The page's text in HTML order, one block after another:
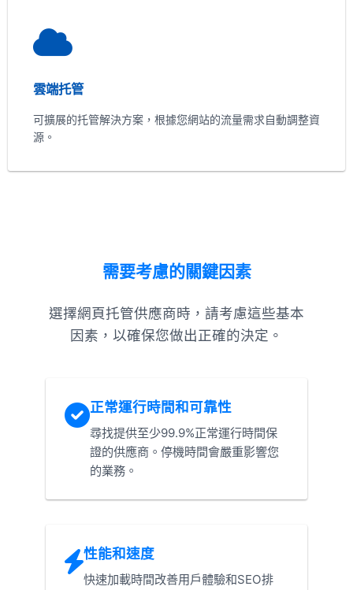
雲端托管
可擴展的托管解決方案，根據您網站的流量需求自動調整資
源。
需要考慮的關鍵因素
選擇網頁托管供應商時，請考慮這些基本
因素，以確保您做出正確的決定。
正常運行時間和可靠性
尋找提供至少99.9%正常運行時間保
證的供應商。停機時間會嚴重影響您
的業務。
性能和速度
快速加載時間改善用戶體驗和SEO排